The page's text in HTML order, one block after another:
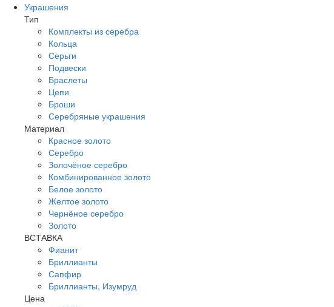
Украшения
Тип
Комплекты из серебра
Кольца
Серьги
Подвески
Браслеты
Цепи
Броши
Серебряные украшения
Материал
Красное золото
Серебро
Золочёное серебро
Комбинированное золото
Белое золото
Желтое золото
Чернёное серебро
Золото
ВСТАВКА
Фианит
Бриллианты
Сапфир
Бриллианты, Изумруд
Цена